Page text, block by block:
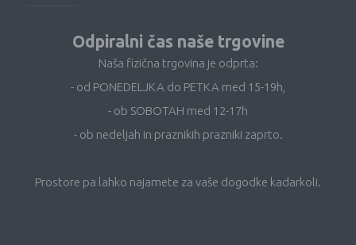
Odpiralni čas naše trgovine
Naša fizična trgovina je odprta:
- od PONEDELJKA do PETKA med 15-19h,
- ob SOBOTAH med 12-17h
- ob nedeljah in praznikih prazniki zaprto.
Prostore pa lahko najamete za vaše dogodke kadarkoli.